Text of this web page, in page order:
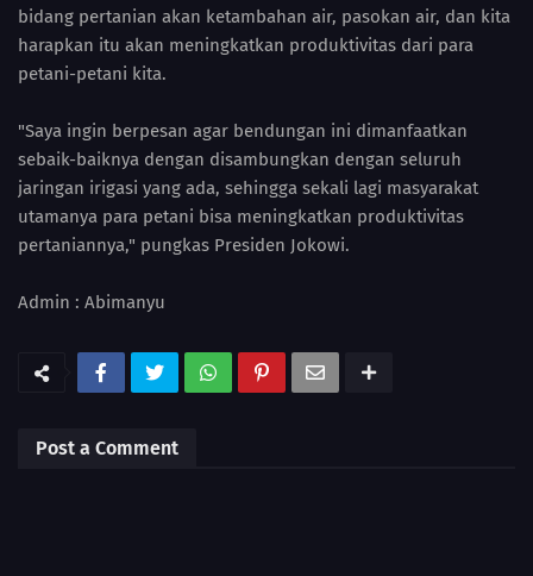
bidang pertanian akan ketambahan air, pasokan air, dan kita
harapkan itu akan meningkatkan produktivitas dari para
petani-petani kita.
"Saya ingin berpesan agar bendungan ini dimanfaatkan
sebaik-baiknya dengan disambungkan dengan seluruh
jaringan irigasi yang ada, sehingga sekali lagi masyarakat
utamanya para petani bisa meningkatkan produktivitas
pertaniannya," pungkas Presiden Jokowi.
Admin : Abimanyu
Post a Comment